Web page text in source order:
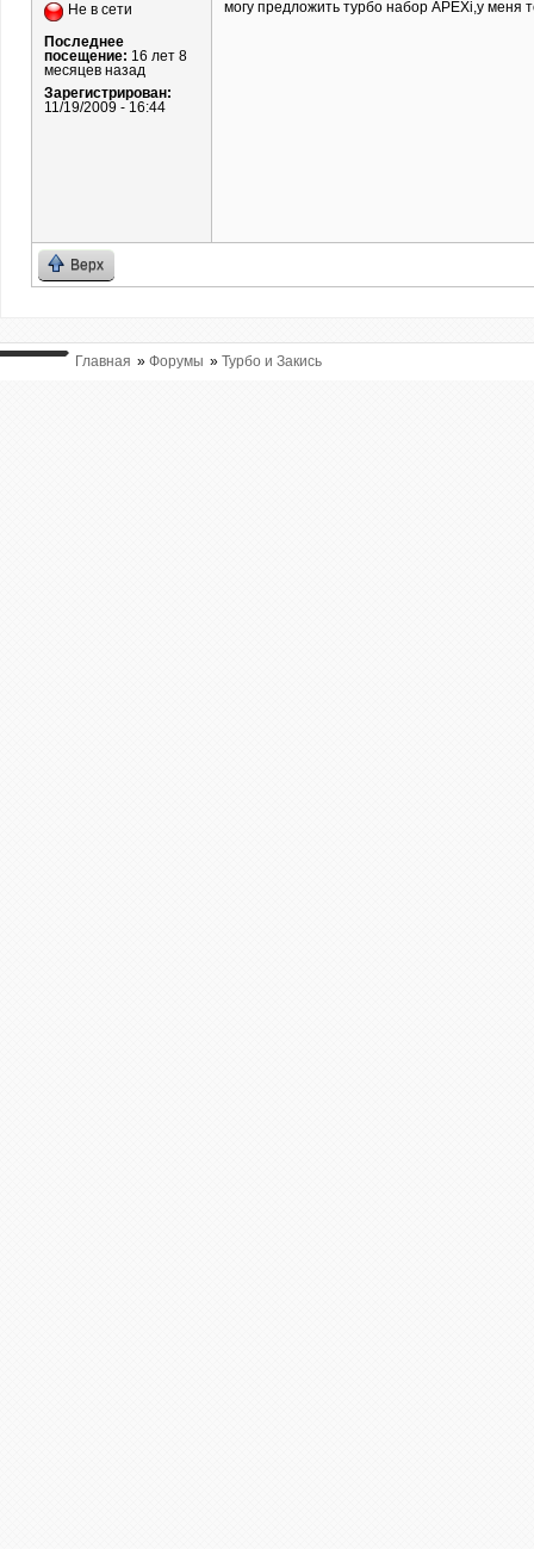
Не в сети
Последнее
посещение: 16 лет 8
месяцев назад
Зарегистрирован:
11/19/2009 - 16:44
могу предложить турбо набор APEXi,у меня
Верх
Главная » Форумы » Турбо и Закись